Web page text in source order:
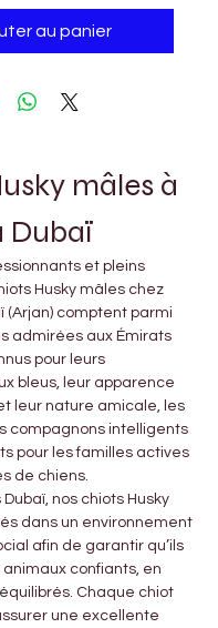
au panier
mâles à
Dubaï
et pleins
Husky mâles chez
(Arjan) comptent parmi
admirées aux Émirats
pour leurs
bleus, leur apparence
leur nature amicale, les
compagnons intelligents
pour les familles actives
de chiens.
nos chiots Husky
dans un environnement
afin de garantir qu’ils
confiants, en
Chaque chiot
une excellente